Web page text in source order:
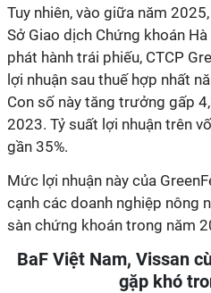
Tuy nhiên, vào giữa năm
Sở Giao dịch Chứng khoán
phát hành trái phiếu, CTCP
lợi nhuận sau thuế hợp nhất
Con số này tăng trưởng gấp
2023. Tỷ suất lợi nhuận trên
gần 35%.
Mức lợi nhuận này của
cạnh các doanh nghiệp nông
sàn chứng khoán trong năm
BaF Việt Nam, Vissan
gặp khó